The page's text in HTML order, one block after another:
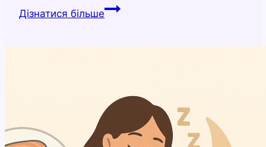
Дізнатися більшеЯк